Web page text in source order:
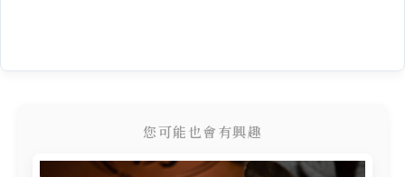
您可能也會有興趣